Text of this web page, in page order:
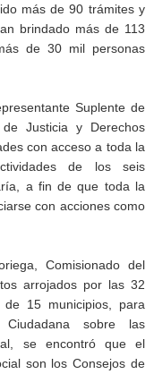
más de 90 trámites y
brindado más de 113
de 30 mil personas
Suplente de
Justicia y Derechos
con acceso a toda la
de los seis
a fin de que toda la
con acciones como
Comisionado del
arrojados por las 32
de 15 municipios, para
sobre las
se encontró que el
son los Consejos de